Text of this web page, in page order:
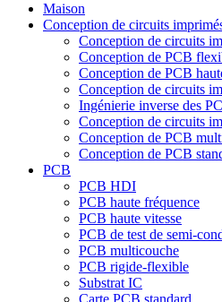
Maison
Conception de circuits
Conception de circuits
Conception de PCB
Conception de PCB
Conception de circuits
Ingénierie inverse des
Conception de circuits
Conception de PCB
Conception de PCB
PCB
PCB HDI
PCB haute fréquence
PCB haute vitesse
PCB de test de semi-
PCB multicouche
PCB rigide-flexible
Substrat IC
Carte PCB standard